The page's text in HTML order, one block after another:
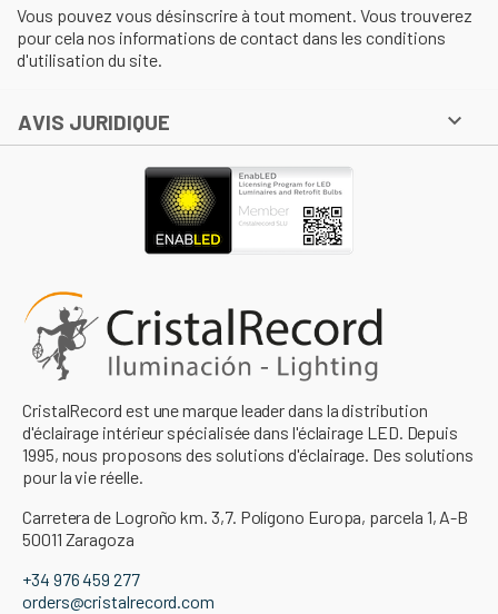
Vous pouvez vous désinscrire à tout moment. Vous trouverez
pour cela nos informations de contact dans les conditions
d'utilisation du site.
AVIS JURIDIQUE 
CristalRecord est une marque leader dans la distribution
d'éclairage intérieur spécialisée dans l'éclairage LED. Depuis
1995, nous proposons des solutions d'éclairage. Des solutions
pour la vie réelle.
Carretera de Logroño km. 3,7. Polígono Europa, parcela 1, A-B
50011 Zaragoza
+34 976 459 277
orders@cristalrecord.com